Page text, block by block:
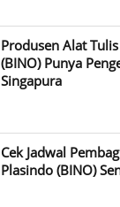
Produsen Alat
(BINO) Punya
Singapura
Cek Jadwal
Plasindo (BINO)